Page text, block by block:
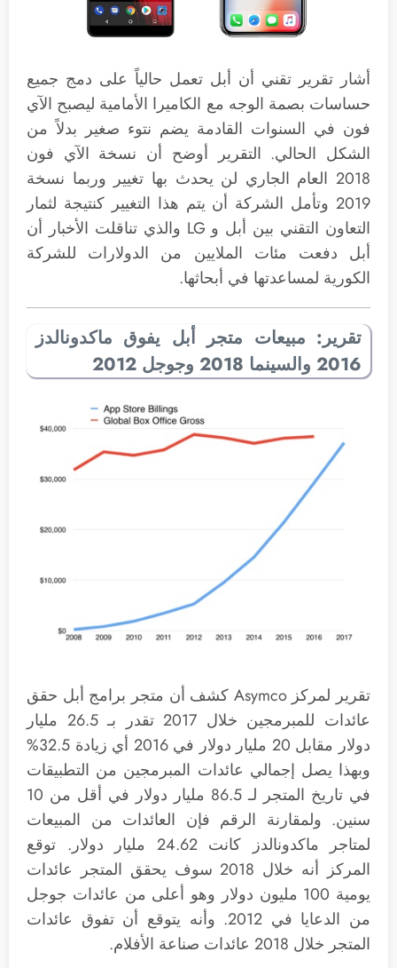
أشار تقرير تقني أن أبل تعمل حالياً على دمج جميع
حساسات بصمة الوجه مع الكاميرا الأمامية ليصبح الآي
فون في السنوات القادمة يضم نتوء صغير بدلاً من
الشكل الحالي. التقرير أوضح أن نسخة الآي فون
2018 العام الجاري لن يحدث بها تغيير وربما نسخة
2019 وتأمل الشركة أن يتم هذا التغيير كنتيجة لثمار
التعاون التقني بين أبل و LG والذي تناقلت الأخبار أن
أبل دفعت مئات الملايين من الدولارات للشركة
الكورية لمساعدتها في أبحاثها.
تقرير: مبيعات متجر أبل يفوق ماكدونالدز
2016 والسينما 2018 وجوجل 2012
تقرير لمركز Asymco كشف أن متجر برامج أبل حقق
عائدات للمبرمجين خلال 2017 تقدر بـ 26.5 مليار
دولار مقابل 20 مليار دولار في 2016 أي زيادة 32.5%
وبهذا يصل إجمالي عائدات المبرمجين من التطبيقات
في تاريخ المتجر لـ 86.5 مليار دولار في أقل من 10
سنين. ولمقارنة الرقم فإن العائدات من المبيعات
لمتاجر ماكدونالدز كانت 24.62 مليار دولار. توقع
المركز أنه خلال 2018 سوف يحقق المتجر عائدات
يومية 100 مليون دولار وهو أعلى من عائدات جوجل
من الدعايا في 2012. وأنه يتوقع أن تفوق عائدات
المتجر خلال 2018 عائدات صناعة الأفلام.